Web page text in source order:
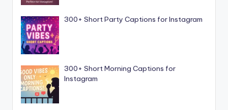
300+ Short Party Captions for Instagram
300+ Short Morning Captions for
Instagram